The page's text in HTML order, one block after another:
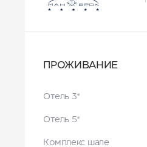
ПРОЖИВАНИЕ
Отель 3*
Отель 5*
Комплекс шале